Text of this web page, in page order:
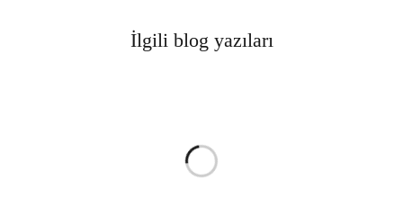
İlgili blog yazıları